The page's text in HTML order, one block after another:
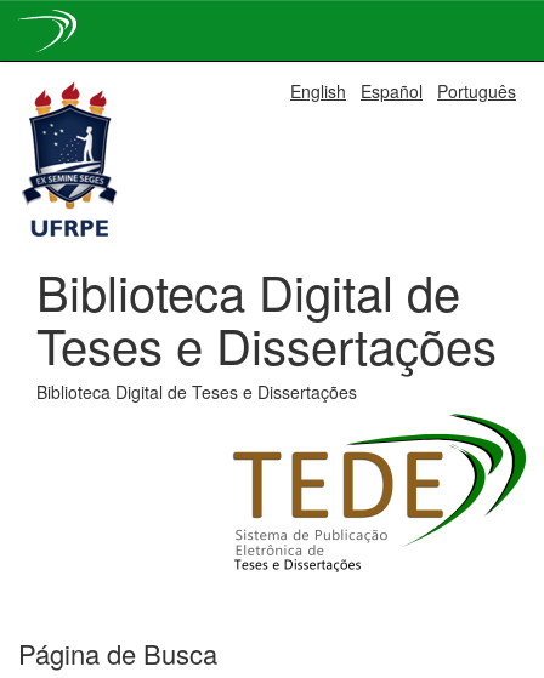
navigation
English Español Português
Biblioteca Digital de
Teses e Dissertações
Biblioteca Digital de Teses e Dissertações
Página de Busca